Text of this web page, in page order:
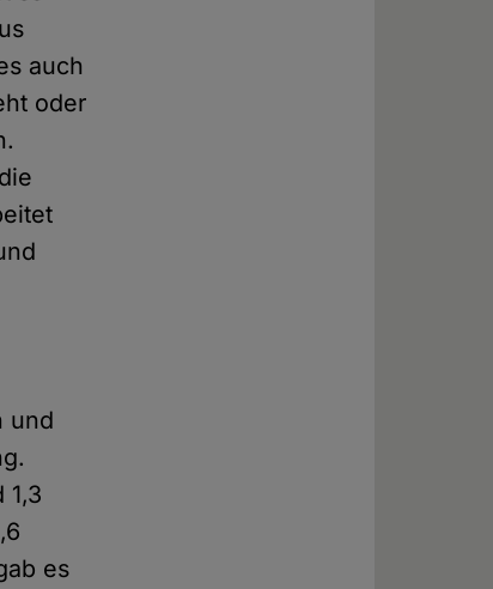
auch
oder
und
1,3
es